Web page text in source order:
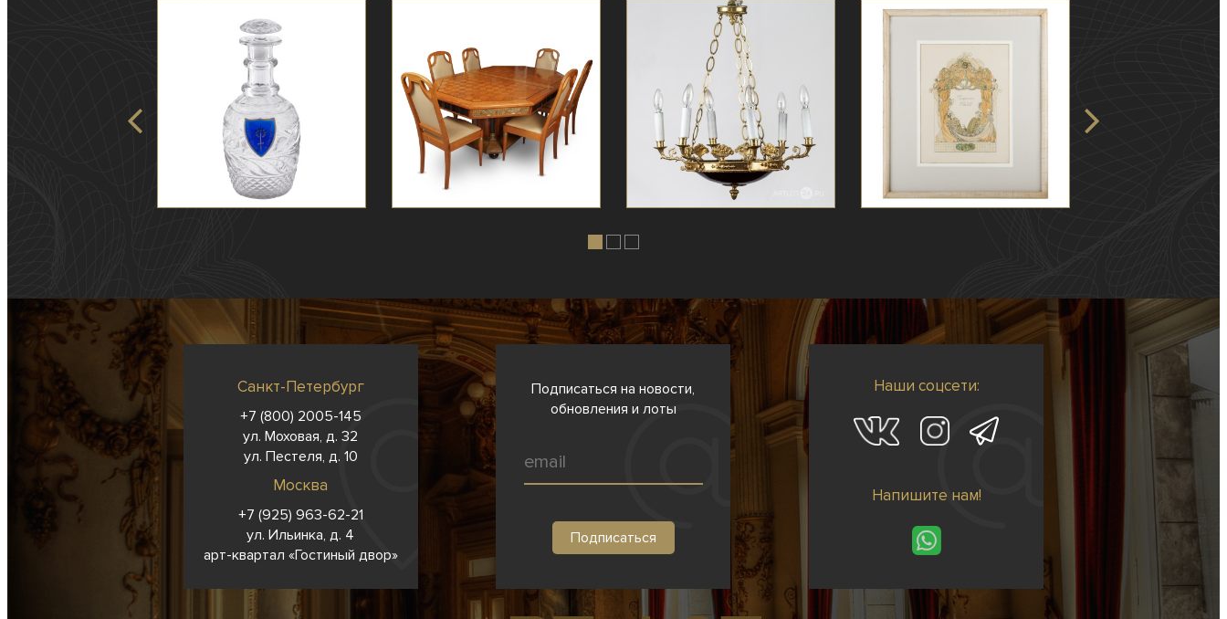
Санкт-Петербург
+7 (800) 2005-145
ул. Моховая, д. 32
ул. Пестеля, д. 10
Москва
+7 (925) 963-62-21
ул. Ильинка, д. 4
арт-квартал «Гостиный двор»
Подписаться на новости,
обновления и лоты
Наши соцсети:
Напишите нам!